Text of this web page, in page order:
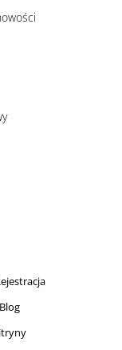
Blog